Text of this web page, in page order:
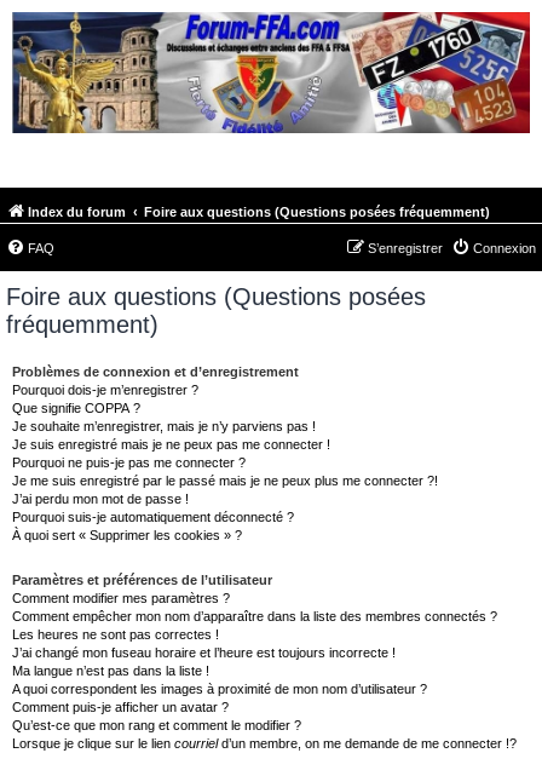
Index du forum Foire aux questions (Questions posées fréquemment)
FAQ Connexion
S’enregistrer
Foire aux questions (Questions posées
fréquemment)
Problèmes de connexion et d’enregistrement
Pourquoi dois-je m’enregistrer ?
Que signifie COPPA ?
Je souhaite m’enregistrer, mais je n’y parviens pas !
Je suis enregistré mais je ne peux pas me connecter !
Pourquoi ne puis-je pas me connecter ?
Je me suis enregistré par le passé mais je ne peux plus me connecter ?!
J’ai perdu mon mot de passe !
Pourquoi suis-je automatiquement déconnecté ?
À quoi sert « Supprimer les cookies » ?
Paramètres et préférences de l’utilisateur
Comment modifier mes paramètres ?
Comment empêcher mon nom d’apparaître dans la liste des membres connectés ?
Les heures ne sont pas correctes !
J’ai changé mon fuseau horaire et l’heure est toujours incorrecte !
Ma langue n’est pas dans la liste !
A quoi correspondent les images à proximité de mon nom d’utilisateur ?
Comment puis-je afficher un avatar ?
Qu’est-ce que mon rang et comment le modifier ?
Lorsque je clique sur le lien courrield’un membre, on me demande de me connecter !?